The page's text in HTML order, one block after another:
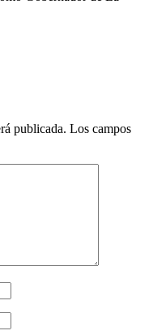
publicada. Los campos